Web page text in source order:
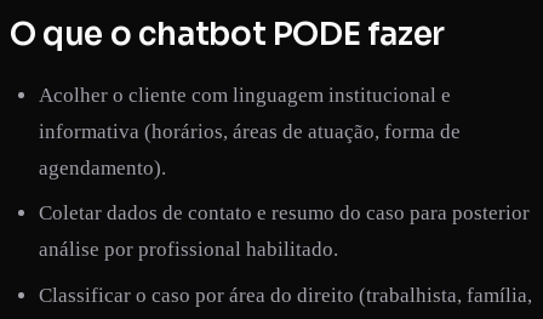
O que o chatbot PODE fazer
Acolher o cliente com linguagem institucional e
informativa (horários, áreas de atuação, forma de
agendamento).
Coletar dados de contato e resumo do caso para posterior
análise por profissional habilitado.
Classificar o caso por área do direito (trabalhista, família,